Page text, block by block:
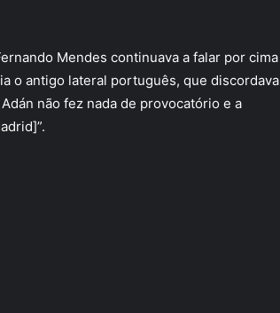
Mendes continuava a falar por cima
o antigo lateral português, que discordava
não fez nada de provocatório e a